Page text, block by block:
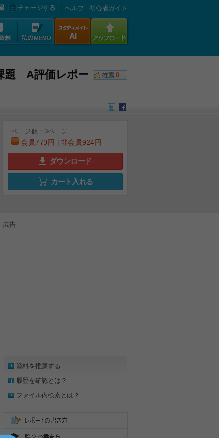
チャージする へルプ 初心者ガイド
題 A評価レポー 推薦 0
ページ数 : 3ページ
会員770円 非会員924円
ダウンロード
カート入れる
広告
資料を推薦する
履歴を確認とは？
ファイル内検索とは？